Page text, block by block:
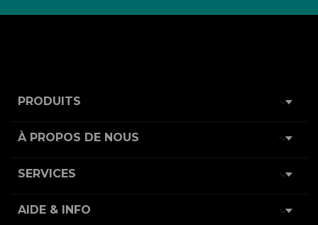
PRODUITS 
À PROPOS DE NOUS 
SERVICES 
AIDE & INFO 